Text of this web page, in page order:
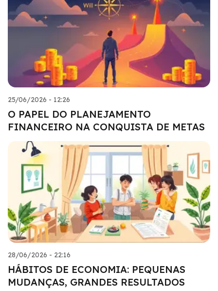
25/06/2026 - 12:26
O PAPEL DO PLANEJAMENTO
FINANCEIRO NA CONQUISTA DE METAS
28/06/2026 - 22:16
HÁBITOS DE ECONOMIA: PEQUENAS
MUDANÇAS, GRANDES RESULTADOS